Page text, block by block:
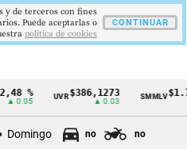
UVR $386,1273
▲ 0.03
SMMLV
Domingo no no
y de terceros con fines
Puede aceptarlas o
politica de cookies
CONTINUAR